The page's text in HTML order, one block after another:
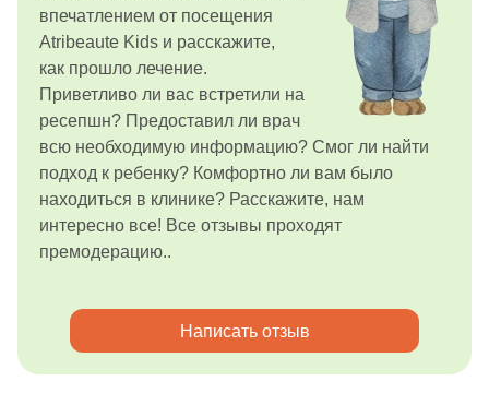
впечатлением от посещения
Atribeaute Kids и расскажите,
как прошло лечение.
Приветливо ли вас встретили на
ресепшн? Предоставил ли врач
всю необходимую информацию? Смог ли найти
подход к ребенку? Комфортно ли вам было
находиться в клинике? Расскажите, нам
интересно все! Все отзывы проходят
премодерацию..
Написать отзыв